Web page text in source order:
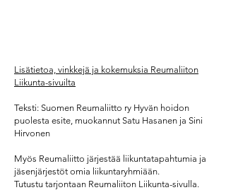
Lisätietoa, vinkkejä ja kokemuksia Reumaliiton
Liikunta-sivuilta
Teksti: Suomen Reumaliitto ry Hyvän hoidon
puolesta esite, muokannut Satu Hasanen ja Sini
Hirvonen
Myös Reumaliitto järjestää liikuntatapahtumia ja
jäsenjärjestöt omia liikuntaryhmiään.
Tutustu tarjontaan Reumaliiton Liikunta-sivulla.